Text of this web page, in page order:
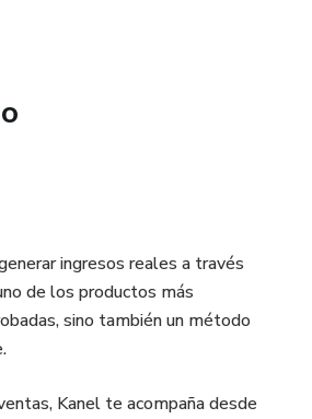
ingresos reales a través
de los productos más
sino también un método
Kanel te acompaña desde